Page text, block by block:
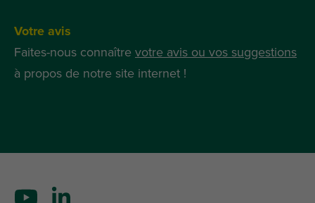
Votre avis
Faites-nous connaître votre avis ou vos suggestions
à propos de notre site internet !